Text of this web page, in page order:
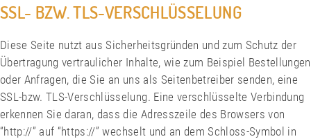
SSL- BZW. TLS-VERSCHLÜSSELUNG
Diese Seite nutzt aus Sicherheitsgründen und zum Schutz der
Übertragung vertraulicher Inhalte, wie zum Beispiel Bestellungen
oder Anfragen, die Sie an uns als Seitenbetreiber senden, eine
SSL-bzw. TLS-Verschlüsselung. Eine verschlüsselte Verbindung
erkennen Sie daran, dass die Adresszeile des Browsers von
“http://” auf “https://” wechselt und an dem Schloss-Symbol in